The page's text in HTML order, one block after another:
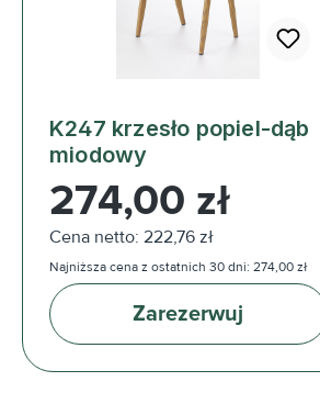
K247 krzesło popiel-dąb
miodowy
Cena regularna:
274,00 zł
Cena netto: 222,76 zł
Najniższa cena z ostatnich 30 dni: 274,00 zł
Zarezerwuj